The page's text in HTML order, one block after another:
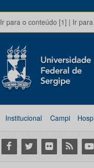
Ir para o conteúdo [1] | Ir
Institucional Campi
Facebook
Twitter Flickr RSS